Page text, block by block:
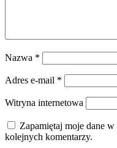
Nazwa *
Adres e-mail *
Witryna internetowa
Zapamiętaj moje dane
kolejnych komentarzy.